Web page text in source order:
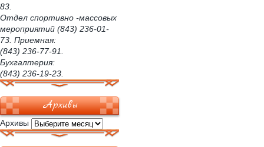
83.
Отдел спортивно -массовых
мероприятий (843) 236-01-
73. Приемная:
(843) 236-77-91.
Бухгалтерия:
(843) 236-19-23.
Архивы
Архивы